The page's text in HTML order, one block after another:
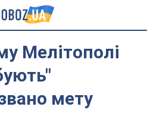
Мелітополі
мету